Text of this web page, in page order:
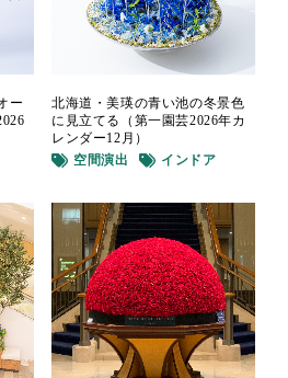
ー
北海道・美瑛の青い池の冬景色
に見立てる（第一園芸2026年カ
レンダー12月）
空間演出
インドア